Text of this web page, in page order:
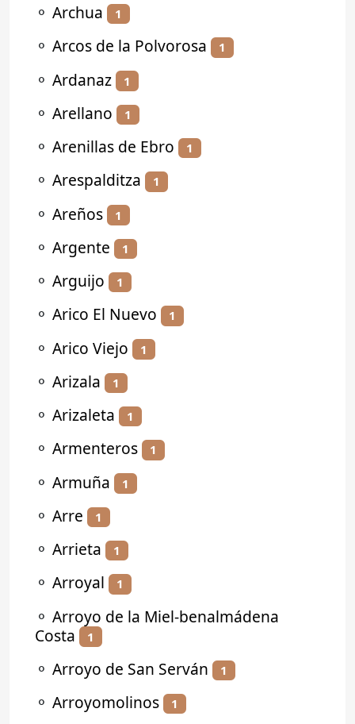
⚬ Archua 1
⚬ Arcos de la Polvorosa 1
⚬ Ardanaz 1
⚬ Arellano 1
⚬ Arenillas de Ebro 1
⚬ Arespalditza 1
⚬ Areños 1
⚬ Argente 1
⚬ Arguijo 1
⚬ Arico El Nuevo 1
⚬ Arico Viejo 1
⚬ Arizala 1
⚬ Arizaleta 1
⚬ Armenteros 1
⚬ Armuña 1
⚬ Arre 1
⚬ Arrieta 1
⚬ Arroyal 1
⚬ Arroyo de la Miel-benalmádena
Costa
1
⚬ Arroyo de San Serván 1
⚬ Arroyomolinos 1